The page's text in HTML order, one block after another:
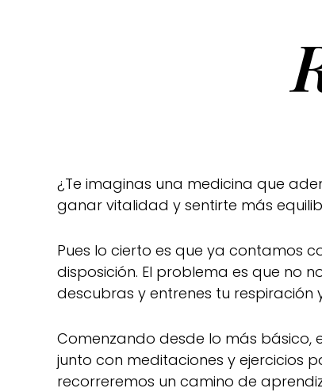
¿Te imaginas una medicina que
ganar vitalidad y sentirte más
Pues lo cierto es que ya contamos
disposición. El problema es que no
descubras y entrenes tu respiración
Comenzando desde lo más básico,
junto con meditaciones y ejercicios
recorreremos un camino de